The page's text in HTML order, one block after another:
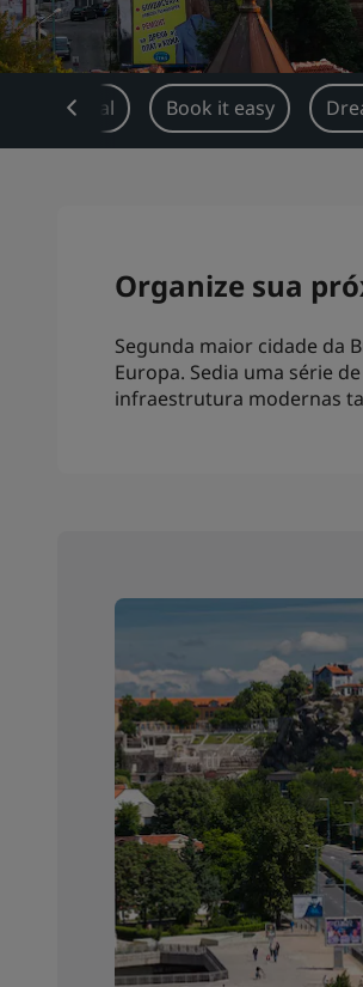
Visão geral Book it easy
Organize sua
Segunda maior cidade da
Europa. Sedia uma série
infraestrutura modernas